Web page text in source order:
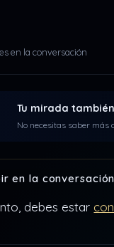
en la conversación
Tu mirada
No necesitas saber más
en la conversación
debes estar